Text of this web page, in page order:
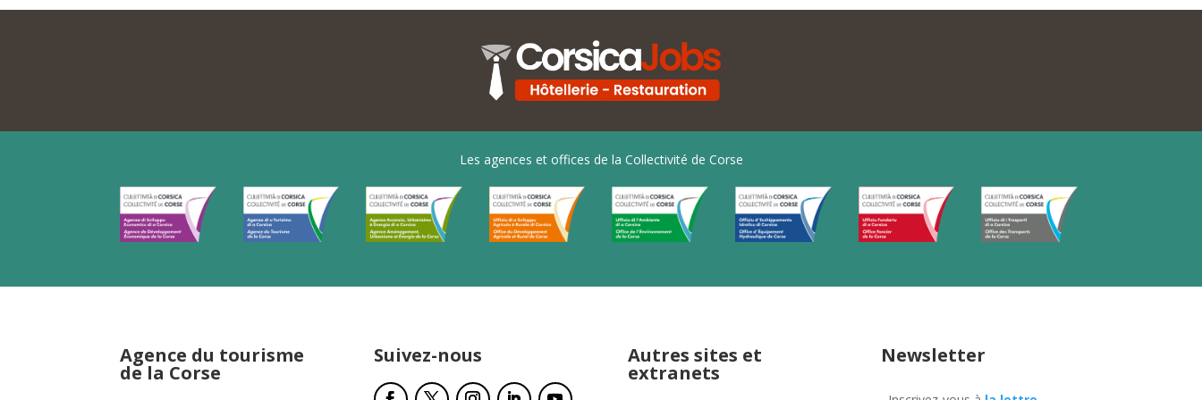
Les agences et offices de la Collectivité de Corse
Agence du tourisme
de la Corse
Suivez-nous Autres sites et
extranets
Newsletter